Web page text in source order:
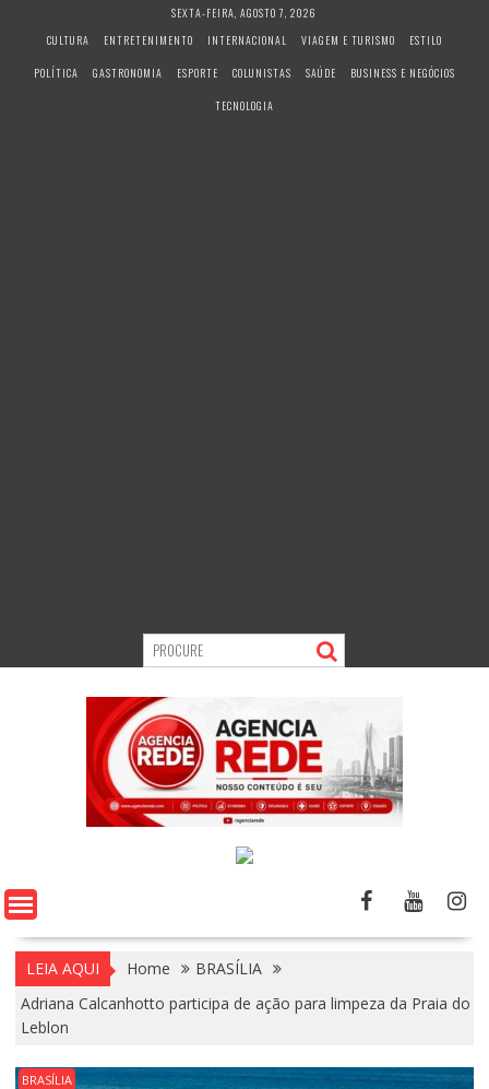
SEXTA-FEIRA, AGOSTO 7, 2026
CULTURA
ENTRETENIMENTO INTERNACIONAL VIAGEM E TURISMO
ESTILO
POLÍTICA
GASTRONOMIA ESPORTE COLUNISTAS SAÚDE
BUSINESS E NEGÓCIOS
TECNOLOGIA
LEIA AQUI Home
BRASÍLIA
Adriana Calcanhotto participa de ação para limpeza da Praia do
Leblon
BRASÍLIA